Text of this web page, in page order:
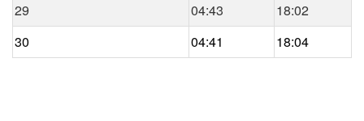
29
04:43
18:02
30
04:41 18:04